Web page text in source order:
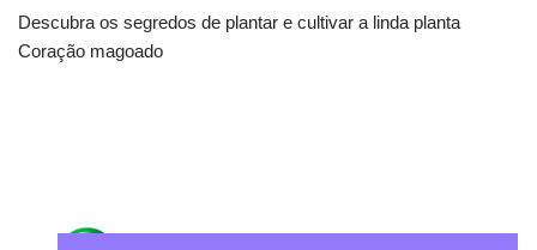
Descubra os segredos de plantar e cultivar a linda planta
Coração magoado